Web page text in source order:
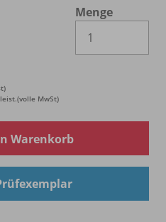
Menge
MwSt)
Warenkorb